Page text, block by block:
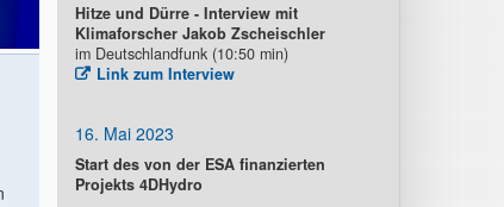
Hitze und Dürre - Interview mit
Klimaforscher Jakob Zscheischler
im Deutschlandfunk (10:50 min)
Link zum Interview
16. Mai 2023
Start des von der ESA finanzierten
Projekts 4DHydro